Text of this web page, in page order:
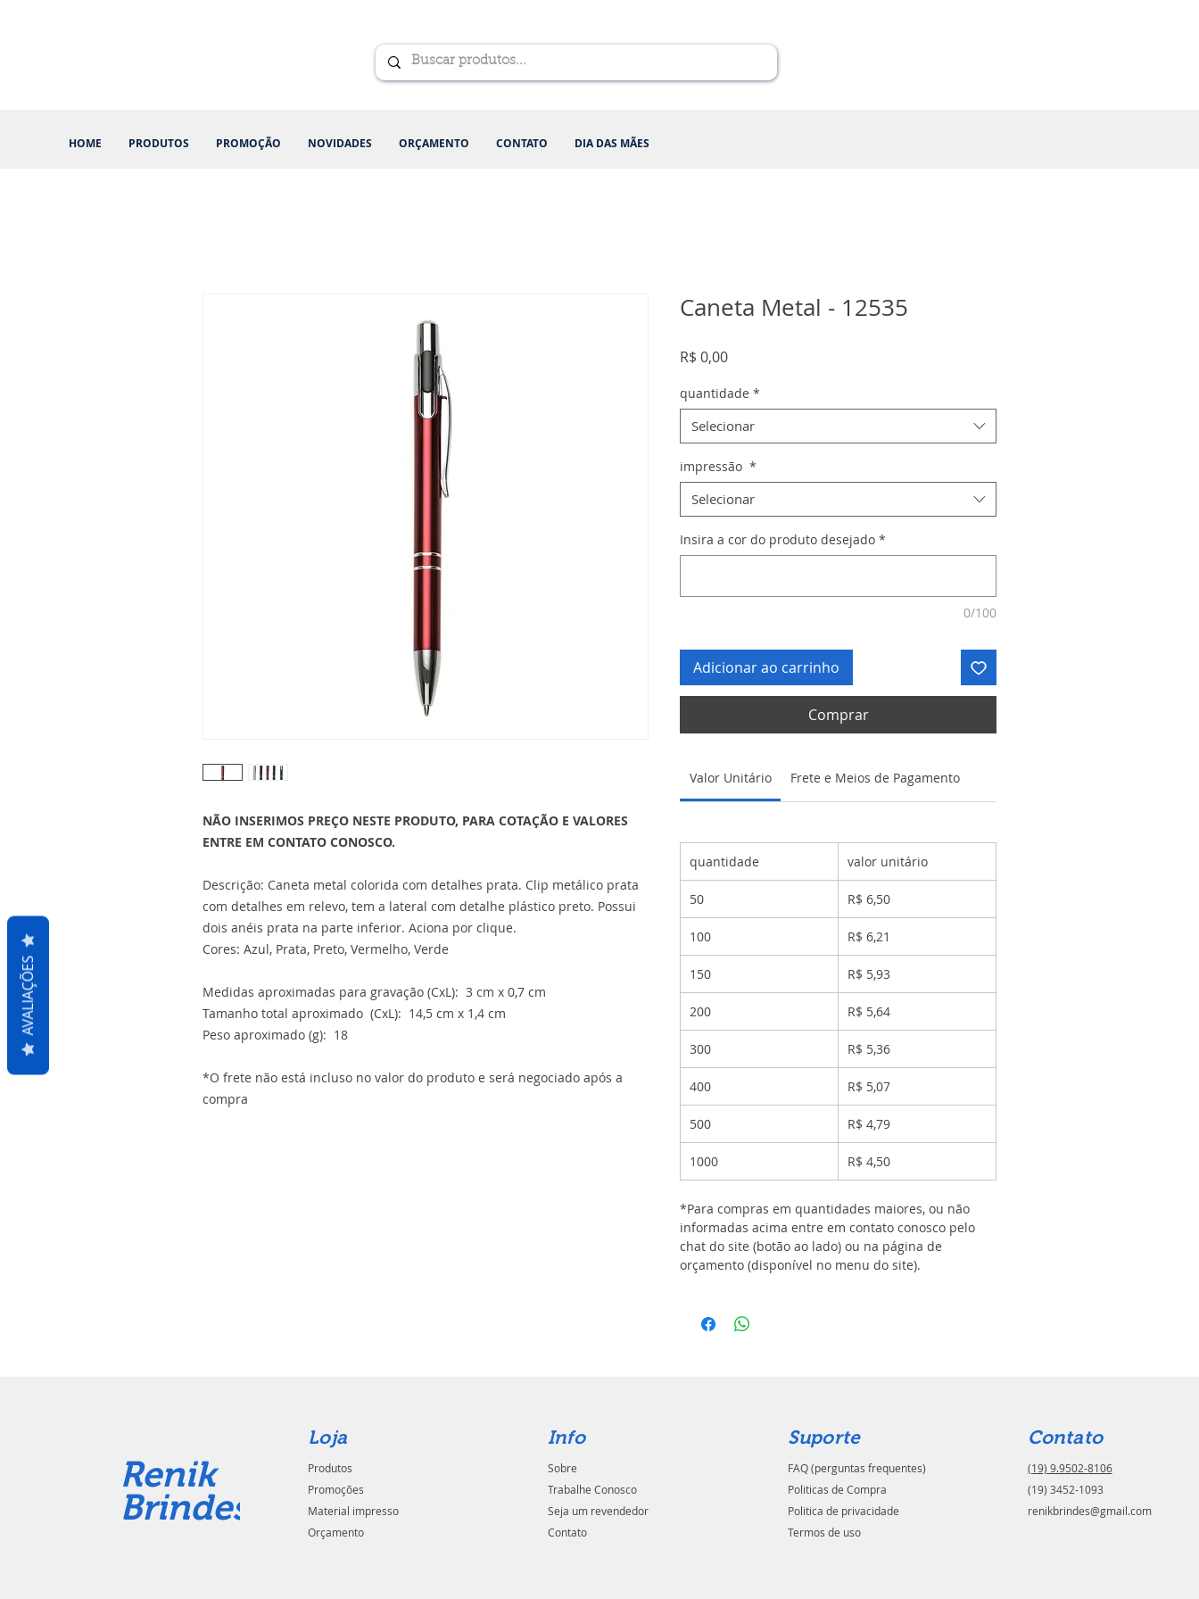
HOME PRODUTOS PROMOÇÃO NOVIDADES ORÇAMENTO CONTATO DIA DAS MÃES
NÃO INSERIMOS PREÇO NESTE PRODUTO, PARA COTAÇÃO E VALORES
ENTRE EM CONTATO CONOSCO.
Descrição: Caneta metal colorida com detalhes prata. Clip metálico prata
com detalhes em relevo, tem a lateral com detalhe plástico preto. Possui
dois anéis prata na parte inferior. Aciona por clique.
Cores: Azul, Prata, Preto, Vermelho, Verde
Medidas aproximadas para gravação (CxL): 3 cm x 0,7 cm
Tamanho total aproximado (CxL): 14,5 cm x 1,4 cm
Peso aproximado (g): 18
*O frete não está incluso no valor do produto e será negociado após a
compra
Caneta Metal - 12535
R$ 0,00Preço
quantidade *
Selecionar
impressão *
Selecionar
Insira a cor do produto desejado *
0/100
Adicionar ao carrinho
Comprar
Valor Unitário Frete e Meios de Pagamento
quantidade valor unitário
50 R$ 6,50
100 R$ 6,21
150 R$ 5,93
200 R$ 5,64
300 R$ 5,36
400 R$ 5,07
500 R$ 4,79
1000 R$ 4,50
*Para compras em quantidades maiores, ou não
informadas acima entre em contato conosco pelo
chat do site (botão ao lado) ou na página de
orçamento (disponível no menu do site).
Renik
Brindes
Loja
Produtos
Promoções
Material impresso
Orçamento
Info
Sobre
Trabalhe Conosco
Seja um revendedor
Contato
Suporte
FAQ (perguntas frequentes)
Politicas de Compra
Politica de privacidade
Termos de uso
Contato
(19) 9.9502-8106
(19) 3452-1093
renikbrindes@gmail.com
AVALIAÇÕES